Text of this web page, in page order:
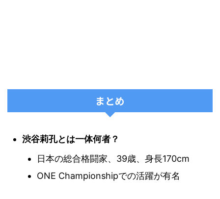
まとめ
渋谷莉孔とは一体何者？
日本の総合格闘家、39歳、身長170cm
ONE Championshipでの活躍が有名